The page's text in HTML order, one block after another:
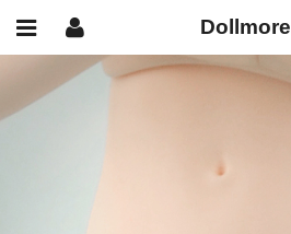
Dollmore